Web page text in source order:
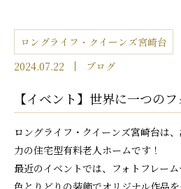
ロングライフ・クイーンズ宮崎台
2024.07.22
ブログ
【イベント】世界に一つの
ロングライフ・クイーンズ宮崎台は
力の住宅型有料老人ホームです！
最近のイベントでは、フォトフレー
色とりどりの装飾でオリジナル作品を